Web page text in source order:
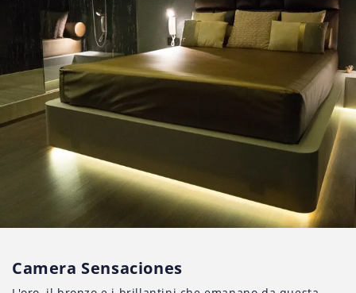
Camera Sensaciones